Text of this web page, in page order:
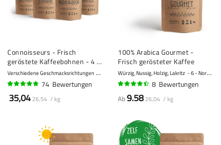
Connoisseurs - Frisch
geröstete Kaffeebohnen - 4 x
330g
Verschiedene Geschmacksrichtungen 8 - Stark
74 Bewertungen
35,04 26,54 / kg
100% Arabica Gourmet -
Frisch gerösteter Kaffee
Würzig, Nussig, Holzig, Lakritz 6 - Normal
8 Bewertungen
Ab9.58 26,04 / kg